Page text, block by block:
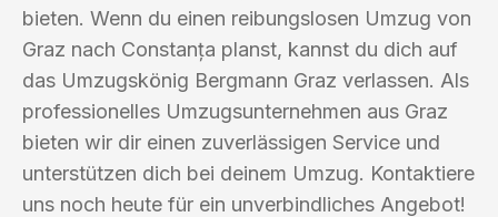
bieten. Wenn du einen reibungslosen Umzug von
Graz nach Constanța planst, kannst du dich auf
das Umzugskönig Bergmann Graz verlassen. Als
professionelles Umzugsunternehmen aus Graz
bieten wir dir einen zuverlässigen Service und
unterstützen dich bei deinem Umzug. Kontaktiere
uns noch heute für ein unverbindliches Angebot!